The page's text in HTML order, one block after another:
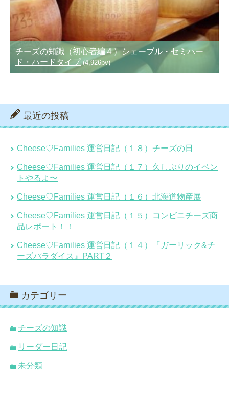
チーズの知識（初心者編４）シェーブル・セミハー
ド・ハードタイプ(4,926pv)
最近の投稿
Cheese♡Families 運営日記（１８）チーズの日
Cheese♡Families 運営日記（１７）久しぶりのイベン
トやるよ〜
Cheese♡Families 運営日記（１６）北海道物産展
Cheese♡Families 運営日記（１５）コンビニチーズ商
品レポート！！
Cheese♡Families 運営日記（１４）『ガーリック&チ
ーズパラダイス』PART２
カテゴリー
チーズの知識
リーダー日記
未分類